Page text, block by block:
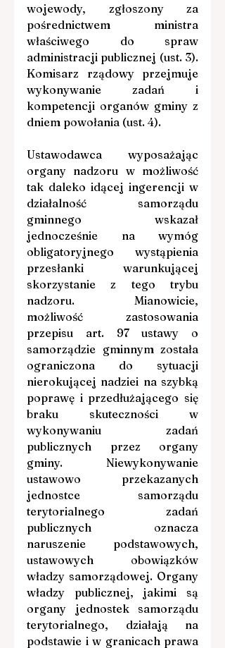
wojewody, zgłoszony za
pośrednictwem ministra
właściwego do spraw
administracji publicznej (ust. 3).
Komisarz rządowy przejmuje
wykonywanie zadań i
kompetencji organów gminy z
dniem powołania (ust. 4).
Ustawodawca wyposażając
organy nadzoru w możliwość
tak daleko idącej ingerencji w
działalność samorządu
gminnego wskazał
jednocześnie na wymóg
obligatoryjnego wystąpienia
przesłanki warunkującej
skorzystanie z tego trybu
nadzoru. Mianowicie,
możliwość zastosowania
przepisu art. 97 ustawy o
samorządzie gminnym została
ograniczona do sytuacji
nierokującej nadziei na szybką
poprawę i przedłużającego się
braku skuteczności w
wykonywaniu zadań
publicznych przez organy
gminy. Niewykonywanie
ustawowo przekazanych
jednostce samorządu
terytorialnego zadań
publicznych oznacza
naruszenie podstawowych,
ustawowych obowiązków
władzy samorządowej. Organy
władzy publicznej, jakimi są
organy jednostek samorządu
terytorialnego, działają na
podstawie i w granicach prawa